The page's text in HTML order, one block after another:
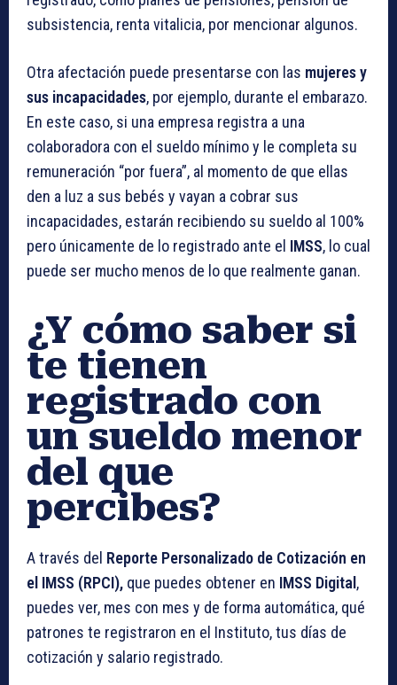
subsistencia, renta vitalicia, por mencionar algunos.
Otra afectación puede presentarse con las mujeres y
sus incapacidades, por ejemplo, durante el embarazo.
En este caso, si una empresa registra a una
colaboradora con el sueldo mínimo y le completa su
remuneración “por fuera”, al momento de que ellas
den a luz a sus bebés y vayan a cobrar sus
incapacidades, estarán recibiendo su sueldo al 100%
pero únicamente de lo registrado ante el IMSS, lo cual
puede ser mucho menos de lo que realmente ganan.
¿Y cómo saber si
te tienen
registrado con
un sueldo menor
del que
percibes?
A través del Reporte Personalizado de Cotización en
el IMSS (RPCI), que puedes obtener en IMSS Digital ,
puedes ver, mes con mes y de forma automática, qué
patrones te registraron en el Instituto, tus días de
cotización y salario registrado.